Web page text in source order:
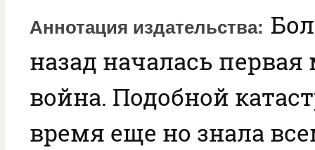
Аннотация издательства
назад началась
война. Подобной
время еще но знала